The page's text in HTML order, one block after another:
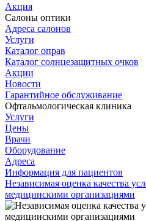
Акция
Салоны оптики
Адреса салонов
Услуги
Каталог оправ
Каталог солнцезащитных очков
Акции
Новости
Гарантийное обслуживание
Офтальмологическая клиника
Услуги
Цены
Врачи
Оборудование
Адреса
Информация для пациентов
Независимая оценка качества
медицинскими организациями